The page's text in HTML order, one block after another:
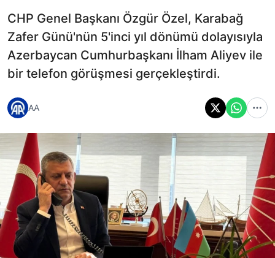
CHP Genel Başkanı Özgür Özel, Karabağ
Zafer Günü'nün 5'inci yıl dönümü dolayısıyla
Azerbaycan Cumhurbaşkanı İlham Aliyev ile
bir telefon görüşmesi gerçekleştirdi.
AA